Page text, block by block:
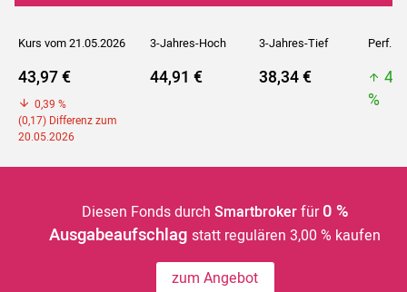
Kurs vom 21.05.2026 3-Jahres-Hoch 3-Jahres-Tief Perf. 5J
43,97 €
0,39 %
(0,17) Differenz zum
20.05.2026
44,91 € 38,34 €
%
Diesen Fonds durch Smartbrokerfür 0 %
Ausgabeaufschlagstatt regulären 3,00 % kaufen
zum Angebot